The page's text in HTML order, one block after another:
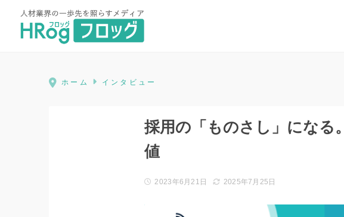
HRog | 人材業界の一歩先を照らすメディア
ホーム インタビュー
採用の「ものさし」になる
値
2023年6月21日 2025年7月25日